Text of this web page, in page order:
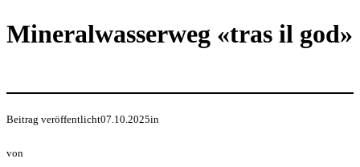
Direkt
zum
Mineralwasserweg «tras il god»
Beitrag veröffentlicht07.10.2025in
von